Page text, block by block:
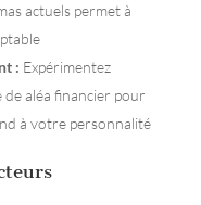
actuels permet à
: Expérimentez
de aléa financier pour
à votre personnalité